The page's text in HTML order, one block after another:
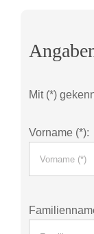
Mit (*)
Vorname (*):